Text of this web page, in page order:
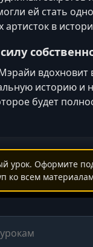
ей стать
артисток в
вдохновит
историю и
будет
урок. Оформите
ко всем